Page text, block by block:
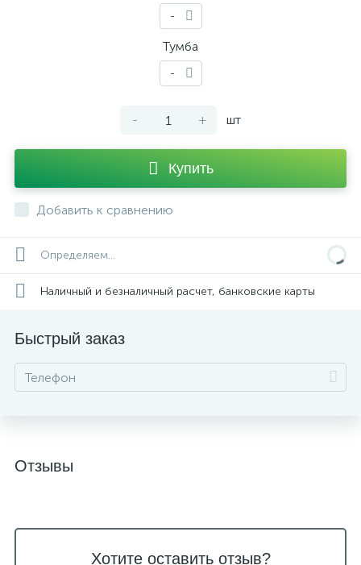
-
Тумба
-
- + шт
Купить
Добавить к сравнению
Определяем...
Наличный и безналичный расчет, банковские карты
Быстрый заказ
Отзывы
Хотите оставить отзыв?